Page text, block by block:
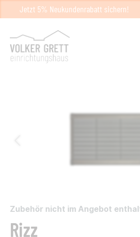
Jetzt 5% Neukundenrabatt sichern!
Zubehör nicht im Angebot
Rizz